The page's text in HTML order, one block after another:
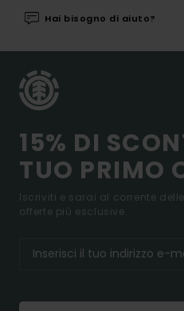
Hai bisogno di aiuto?
15% DI
TUO PRIMO
Iscriviti e sarai al corrente
offerte più esclusive.